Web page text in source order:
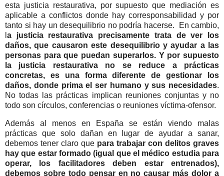
esta justicia restaurativa, por supuesto que mediación es
aplicable a conflictos donde hay corresponsabilidad y por
tanto si hay un desequilibrio no podría hacerse. En cambio,
a justicia restaurativa precisamente trata de ver los
daños, que causaron este desequilibrio y ayudar a las
personas para que puedan superarlos. Y por supuesto
la justicia restaurativa no se reduce a prácticas
concretas, es una forma diferente de gestionar los
daños, donde prima el ser humano y sus necesidades.
No todas las prácticas implican reuniones conjuntas y no
todo son círculos, conferencias o reuniones víctima-ofensor.
Además al menos en España se están viendo malas
prácticas que solo dañan en lugar de ayudar a sanar,
debemos tener claro que para trabajar con delitos graves
hay que estar formado (igual que el médico estudia para
operar, los facilitadores deben estar entrenados),
debemos sobre todo pensar en no causar más dolor a